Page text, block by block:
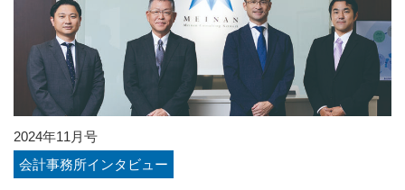
2024年11月号
会計事務所インタビュー